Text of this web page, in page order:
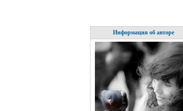
Информация об авторе